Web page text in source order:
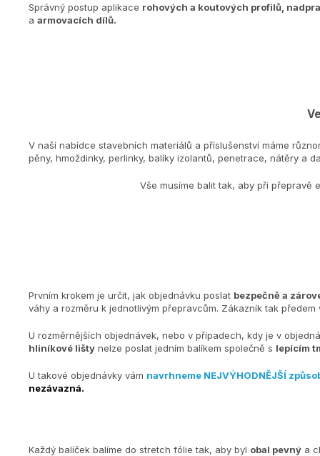
Správný postup aplikace rohových a koutových profilů
a armovacích dílů.
V naší nabídce stavebních materiálů a příslušenství máme
pěny, hmoždinky, perlinky, balíky izolantů, penetrace, nátěry a
Vše musíme balit tak, aby při přepravě
Prvním krokem je určit, jak objednávku poslat bezpečně a
váhy a rozměru k jednotlivým přepravcům. Zákazník tak
U rozměrnějších objednávek, nebo v případech, kdy je v
hliníkové lišty nelze poslat jedním balíkem společně s lepícím
U takové objednávky vám navrhneme NEJVÝHODNĚJŠÍ
nezávazná.
Každý balíček balíme do stretch fólie tak, aby byl obal pevný a